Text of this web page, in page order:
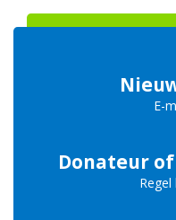
E-
Donateur